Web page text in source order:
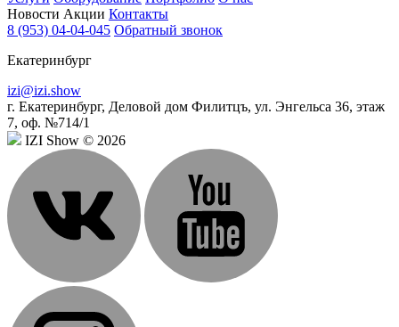
Новости Акции Контакты
8 (953) 04-04-045 Обратный звонок
Екатеринбург
izi@izi.show
г. Екатеринбург, Деловой дом Филитцъ, ул. Энгельса 36, этаж
7, оф. №714/1
IZI Show © 2026